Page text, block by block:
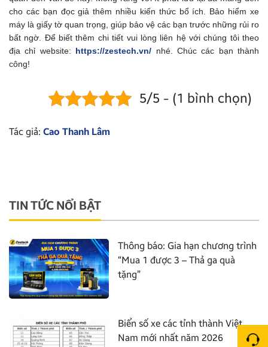
cho các bạn đọc giả thêm nhiều kiến thức bổ ích. Bảo hiểm xe
máy là giấy tờ quan trọng, giúp bảo vệ các bạn trước những rủi ro
bất ngờ. Để biết thêm chi tiết vui lòng liên hệ với chúng tôi theo
địa chỉ website: https://zestech.vn/ nhé. Chúc các bạn thành
công!
5/5 - (1 bình chọn)
Tác giả: Cao Thanh Lâm
TIN TỨC NỔI BẬT
Thông báo: Gia hạn chương trình
“Mua 1 được 3 – Thả ga quà
tặng”
Biển số xe các tỉnh thành Việt
Nam mới nhất năm 2026